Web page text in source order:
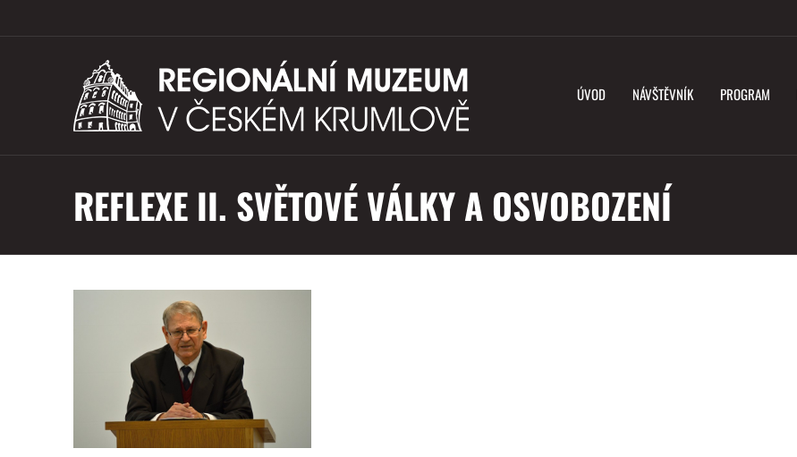
ÚVOD NÁVŠTĚVNÍK PROGRAM
REFLEXE II. SVĚTOVÉ VÁLKY A OSVOBOZENÍ